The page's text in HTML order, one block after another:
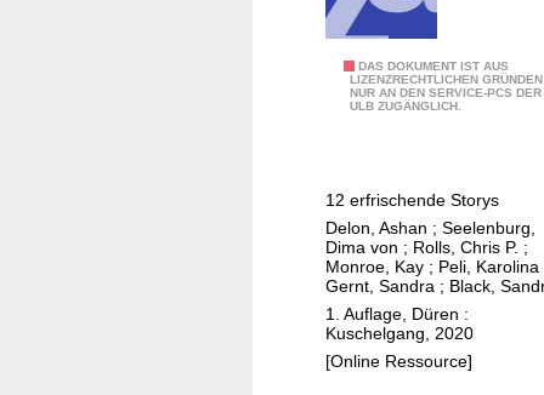
DAS DOKUMENT IST AUS
LIZENZRECHTLICHEN GRÜNDEN
NUR AN DEN SERVICE-PCS DER
ULB ZUGÄNGLICH.
u
c
h
t
u
n
d
12 erfrischende Storys
Delon, Ashan ; Seelenburg,
Dima von ; Rolls, Chris P. ;
Monroe, Kay ; Peli, Karolina
Gernt, Sandra ; Black,
1. Auflage, Düren :
Kuschelgang, 2020
[Online Ressource]